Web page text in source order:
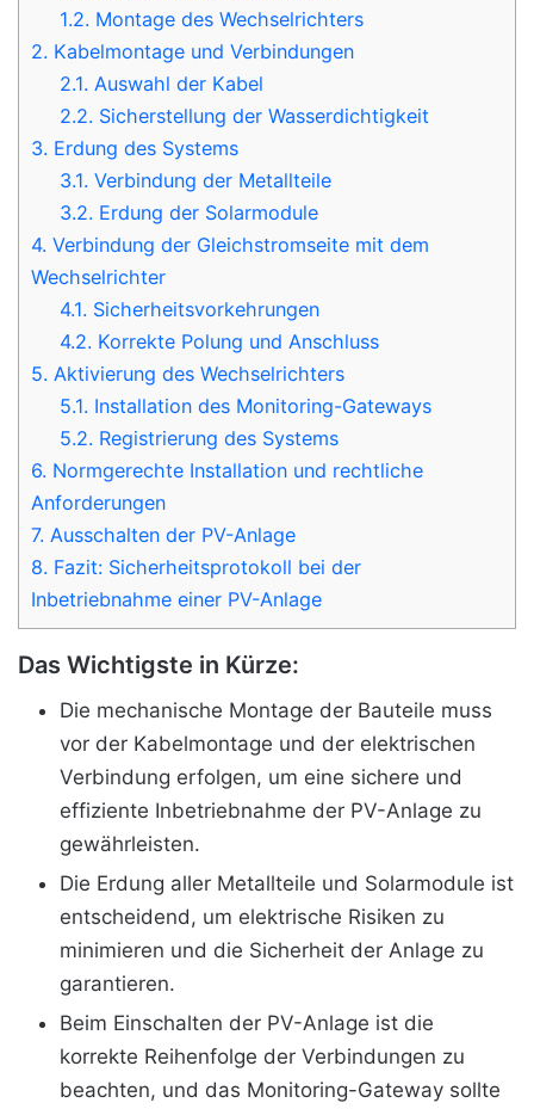
1.2. Montage des Wechselrichters
2. Kabelmontage und Verbindungen
2.1. Auswahl der Kabel
2.2. Sicherstellung der Wasserdichtigkeit
3. Erdung des Systems
3.1. Verbindung der Metallteile
3.2. Erdung der Solarmodule
4. Verbindung der Gleichstromseite mit dem
Wechselrichter
4.1. Sicherheitsvorkehrungen
4.2. Korrekte Polung und Anschluss
5. Aktivierung des Wechselrichters
5.1. Installation des Monitoring-Gateways
5.2. Registrierung des Systems
6. Normgerechte Installation und rechtliche
Anforderungen
7. Ausschalten der PV-Anlage
8. Fazit: Sicherheitsprotokoll bei der
Inbetriebnahme einer PV-Anlage
Das Wichtigste in Kürze:
Die mechanische Montage der Bauteile muss
vor der Kabelmontage und der elektrischen
Verbindung erfolgen, um eine sichere und
effiziente Inbetriebnahme der PV-Anlage zu
gewährleisten.
Die Erdung aller Metallteile und Solarmodule ist
entscheidend, um elektrische Risiken zu
minimieren und die Sicherheit der Anlage zu
garantieren.
Beim Einschalten der PV-Anlage ist die
korrekte Reihenfolge der Verbindungen zu
beachten, und das Monitoring-Gateway sollte